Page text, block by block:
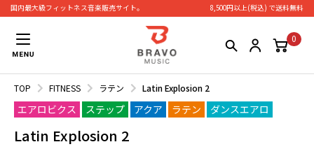
国内最大級フィットネス⾳楽販売サイト。 8,500円以上(税込) で送料無料
0
TOP FITNESS ラテン Latin Explosion 2
エアロビクス ステップ アクア ラテン ダンスエアロ
Latin Explosion 2